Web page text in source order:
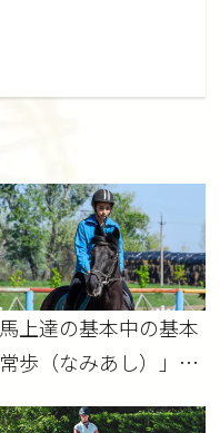
上達の基本中の基本
常歩（なみあし）」に